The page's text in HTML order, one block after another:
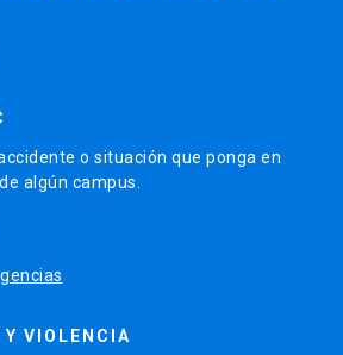
o situación que ponga en
algún campus.
VIOLENCIA